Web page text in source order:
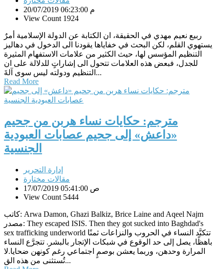
20/07/2019 06:23:00 م
View Count 1924
ربيع نعيم مهدي في الحقيقة، ان الكتابة عن الدولة الإسلامية أمرٌ
يستهوي القلم، لكن البحث في خفاياها يقودنا الى الدخول في دهاليز
التنظيم المؤسس لها، حيث الكثير من علامات الاستفهام المثيرة
للجدل، فبعض هذه العلامات تتحول الى إشاراتٍ للدلالة على ان
التنظيم ودولته ليس سوى آلةَ...
Read More
مترجم: حكايات نساء هربن من جحيم
«داعش» إلى جحيم عصابات العبودية
الجنسية
إدارة التحرير
مقالات مختارة
17/07/2019 05:41:00 ص
View Count 5444
كاتب: Arwa Damon, Ghazi Balkiz, Brice Laine and Aqeel Najm
مصدر: They escaped ISIS. Then they got sucked into Baghdad's
sex trafficking underworld تتكبَّد النساء في الحروب والنزاعات ثمنًا
باهظًا، يصل إلى حد الوقوع في شبكات الإتجار بالبشر. تتجرَّع النساء
المرارة وحدهن، وربما يعشن بوصمٍ اجتماعي رغم كونهن ضحايا.لا
تُستثنى من هذه الق...